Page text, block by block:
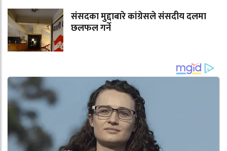
संसदका मुद्दाबारे कांग्रेसले संसदीय दलमा
छलफल गर्ने